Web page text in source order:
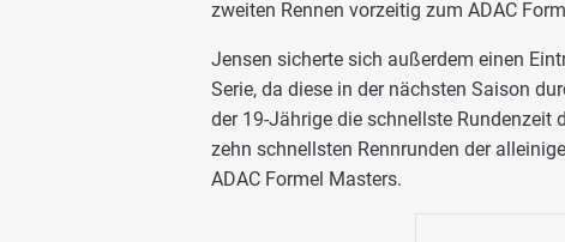
zweiten Rennen vorzeitig zum ADAC
Jensen sicherte sich außerdem einen
Serie, da diese in der nächsten Saison
der 19-Jährige die schnellste
zehn schnellsten Rennrunden der
ADAC Formel Masters.